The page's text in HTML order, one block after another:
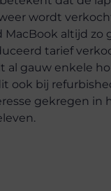
wordt
altijd
tarief
gauw enkele
ook bij
gekregen in